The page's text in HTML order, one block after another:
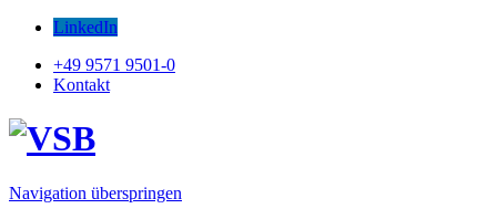
LinkedIn
+49 9571 9501-0
Kontakt
Navigation überspringen